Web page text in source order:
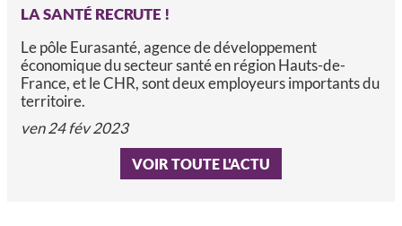
LA SANTÉ RECRUTE !
Le pôle Eurasanté, agence de développement
économique du secteur santé en région Hauts-de-
France, et le CHR, sont deux employeurs importants du
territoire.
ven 24 fév 2023
VOIR TOUTE L'ACTU